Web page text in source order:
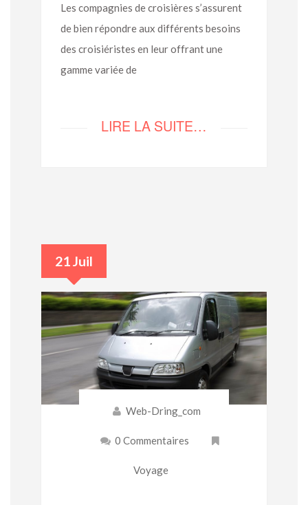
Les compagnies de croisières s’assurent
de bien répondre aux différents besoins
des croisiéristes en leur offrant une
gamme variée de
LIRE LA SUITE…
21 Juil
Web-Dring_com
0 Commentaires
Voyage